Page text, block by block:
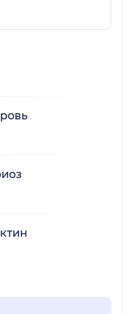
Отношение со
без лишней